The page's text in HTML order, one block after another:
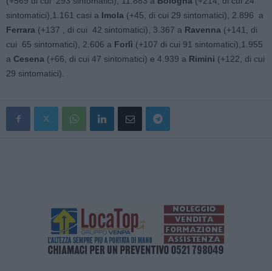
sintomatici),1.161 casi a Imola (+45, di cui 29 sintomatici), 2.896 a
Ferrara (+137 , di cui 42 sintomatici), 3.367 a Ravenna (+141, di
cui 65 sintomatici), 2.606 a Forlì (+107 di cui 91 sintomatici),1.955
a Cesena (+66, di cui 47 sintomatici) e 4.939 a Rimini (+122, di cui
29 sintomatici).